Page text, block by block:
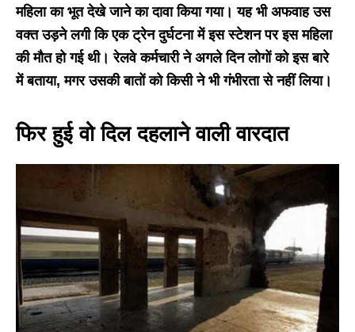
महिला का भूत देखे जाने का दावा किया गया। यह भी अफवाह उस
वक्त उड़ने लगी कि एक ट्रेन दुर्घटना में इस स्टेशन पर इस महिला
की मौत हो गई थी। रेलवे कर्मचारी ने अगले दिन लोगों को इस बारे
में बताया, मगर उसकी बातों को किसी ने भी गंभीरता से नहीं लिया।
फिर हुई वो दिल दहलाने वाली वारदात